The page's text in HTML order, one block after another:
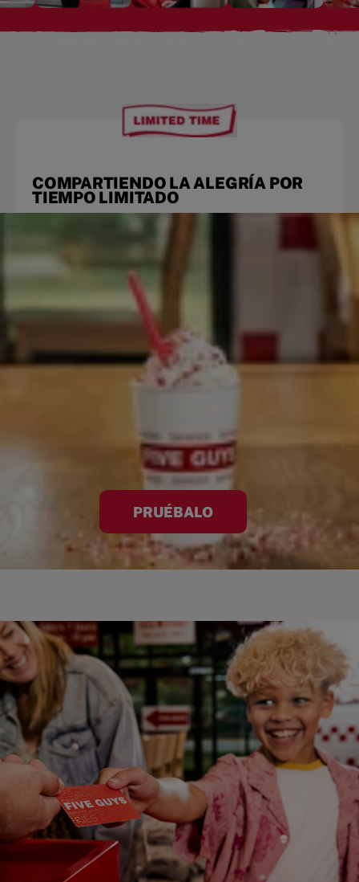
COMPARTIENDO LA ALEGRÍA POR
TIEMPO LIMITADO
PRUÉBALO